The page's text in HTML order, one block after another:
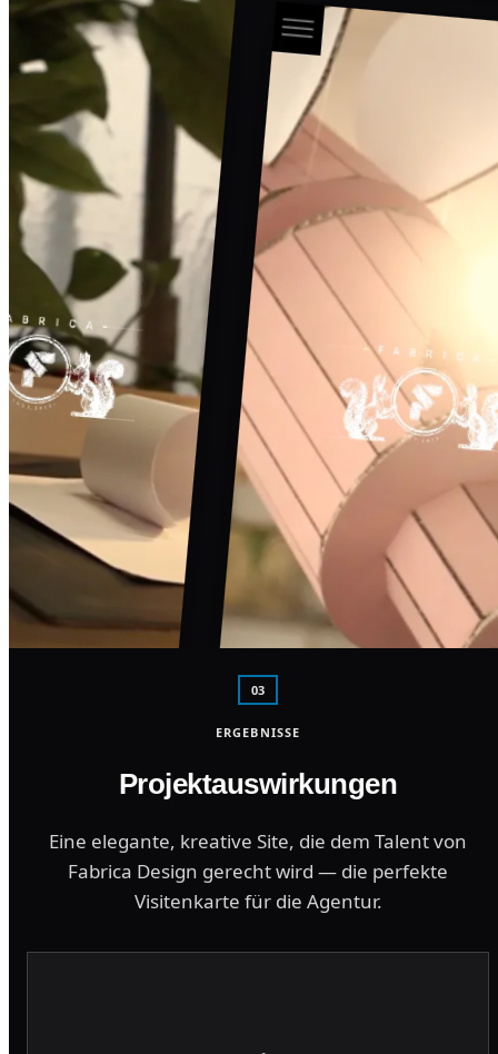
03
ERGEBNISSE
Projektauswirkungen
Eine elegante, kreative Site, die dem Talent von
Fabrica Design gerecht wird — die perfekte
Visitenkarte für die Agentur.